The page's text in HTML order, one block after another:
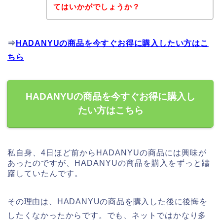
てはいかがでしょうか？
⇒ HADANYUの商品を今すぐお得に購入したい方はこ
ちら
HADANYUの商品を今すぐお得に購入し
たい方はこちら
私自身、4日ほど前からHADANYUの商品には興味が
あったのですが、HADANYUの商品を購入をずっと躊
躇していたんです。
その理由は、HADANYUの商品を購入した後に後悔を
したくなかったからです。でも、ネットではかなり多